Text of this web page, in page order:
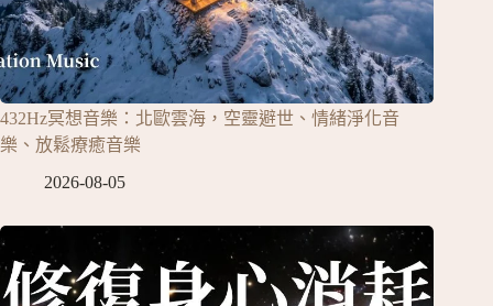
432Hz冥想音樂：北歐雲海，空靈避世、情緒淨化音
樂、放鬆療癒音樂
2026-08-05